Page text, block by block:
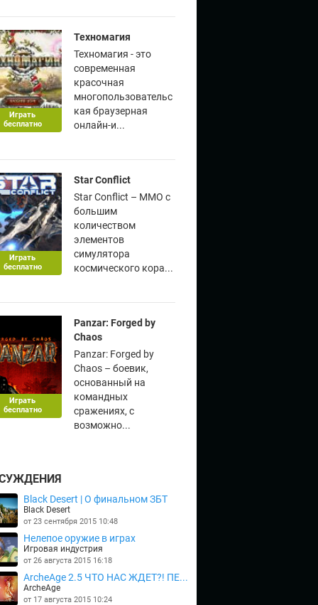
Играть
бесплатно
Техномагия
Техномагия - это
современная
красочная
многопользовательс
кая браузерная
онлайн-и...
Играть
бесплатно
Star Conflict
Star Conflict – ММО с
большим
количеством
элементов
симулятора
космического кора...
Играть
бесплатно
Panzar: Forged by
Chaos
Panzar: Forged by
Chaos – боевик,
основанный на
командных
сражениях, с
возможно...
Black Desert | О финальном ЗБТ
Black Desert
от 23 сентября 2015 10:48
Нелепое оружие в играх
Игровая индустрия
от 26 августа 2015 16:18
ArcheAge 2.5 ЧТО НАС ЖДЕТ?! ПЕ...
ArcheAge
от 17 августа 2015 10:24